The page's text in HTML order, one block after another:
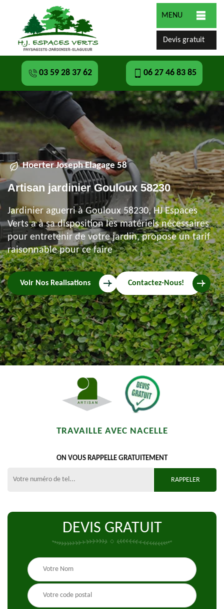
MENU
Devis gratuit
03 59 28 37 62 06 27 46 83 85
Hoerter Joseph Elagage 58
Artisan jardinier Gouloux 58230
Jardinier aguerri à Gouloux 58230, HJ Espaces
Verts a à sa disposition les matériels nécessaires
pour entretenir de votre jardin, propose un tarif
raisonnable pour ce faire
Voir Nos Realisations Contactez-Nous!
TRAVAILLE AVEC NACELLE
ON VOUS RAPPELLE GRATUITEMENT
DEVIS GRATUIT